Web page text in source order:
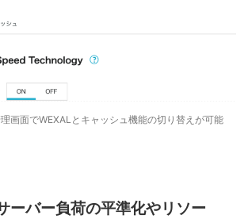
画面でWEXALとキャッシュ機能の切り替えが可能
ーバー負荷の平準化やリソー